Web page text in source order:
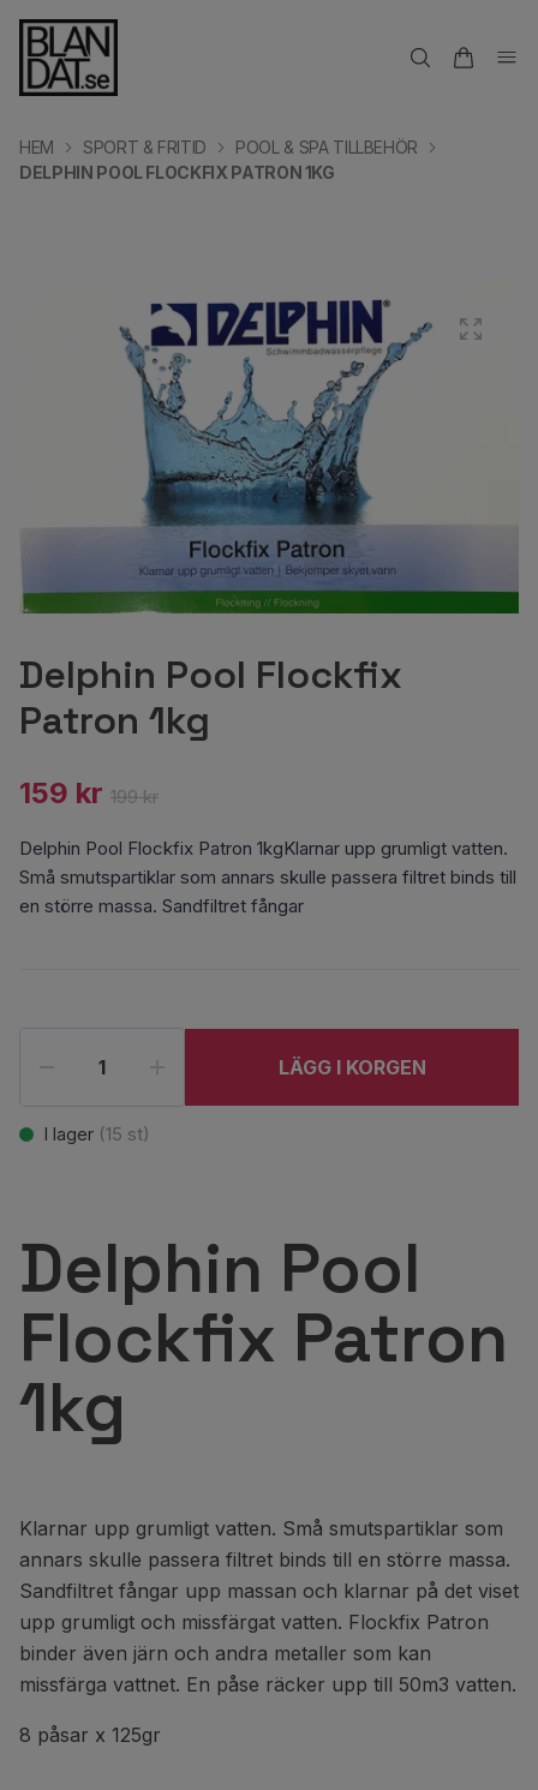
HEM SPORT & FRITID
POOL & SPA TILLBEHÖR
DELPHIN POOL FLOCKFIX PATRON 1KG
Delphin Pool Flockfix
Patron 1kg
159 kr 199 kr
Delphin Pool Flockfix Patron 1kgKlarnar upp grumligt vatten.
Små smutspartiklar som annars skulle passera filtret binds till
en större massa. Sandfiltret fångar
LÄGG I KORGEN
I lager (15 st)
Delphin Pool
Flockfix Patron
1kg
Klarnar upp grumligt vatten. Små smutspartiklar som
annars skulle passera filtret binds till en större massa.
Sandfiltret fångar upp massan och klarnar på det viset
upp grumligt och missfärgat vatten. Flockfix Patron
binder även järn och andra metaller som kan
missfärga vattnet. En påse räcker upp till 50m3 vatten.
8 påsar x 125gr